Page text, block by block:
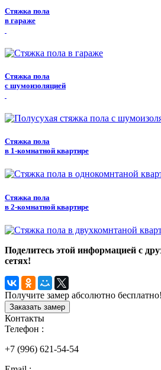
Стяжка пола
в гараже
Стяжка пола
с шумоизоляцией
Стяжка пола
в 1-комнатной квартире
Стяжка пола
в 2-комнатной квартире
Поделитесь этой информацией с
сетях!
Получите замер абсолютно бесплатно!
Заказать замер
Контакты
Телефон :
+7 (996) 621-54-54